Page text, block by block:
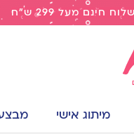
מיתוג אישי